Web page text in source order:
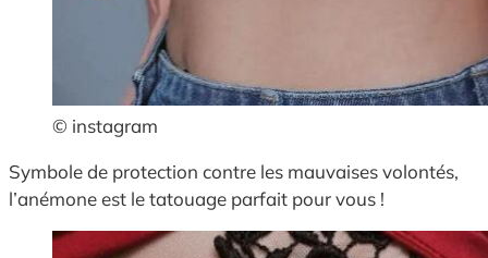
© instagram
Symbole de protection contre les mauvaises volontés,
l’anémone est le tatouage parfait pour vous !